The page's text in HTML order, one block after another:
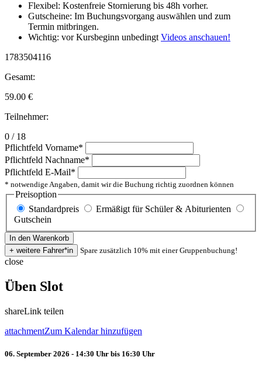
Flexibel: Kostenfreie Stornierung bis 48h vorher.
Gutscheine: Im Buchungsvorgang auswählen und zum
Termin mitbringen.
Wichtig: vor Kursbeginn unbedingt Videos anschauen!
1783504116
Gesamt:
59.00 €
Teilnehmer:
0 / 18
Pflichtfeld Vorname*
Pflichtfeld Nachname*
Pflichtfeld E-Mail*
* notwendige Angaben, damit wir die Buchung richtig zuordnen können
Preisoption
Standardpreis
Ermäßigt für Schüler & Abiturienten
Gutschein
Spare zusätzlich 10% mit einer Gruppenbuchung!
close
Üben Slot
shareLink teilen
attachmentZum Kalendar hinzufügen
06. September 2026 - 14:30 Uhr bis 16:30 Uhr